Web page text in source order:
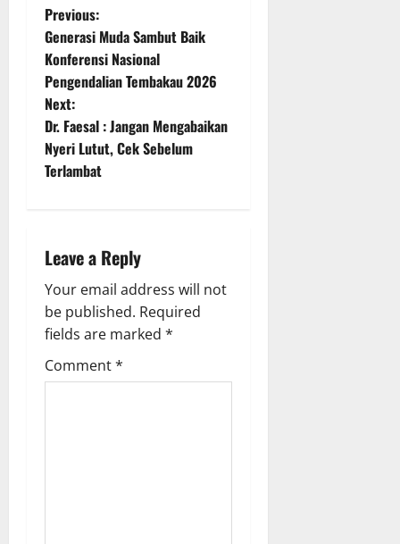
P
o
s
t
n
v
i
g
a
Previous:
Generasi Muda Sambut Baik
Konferensi Nasional
Pengendalian Tembakau 2026
Next:
Dr. Faesal : Jangan Mengabaikan
Nyeri Lutut, Cek Sebelum
Terlambat
Leave a Reply
Your email address will not
be published. Required
fields are marked *
Comment*